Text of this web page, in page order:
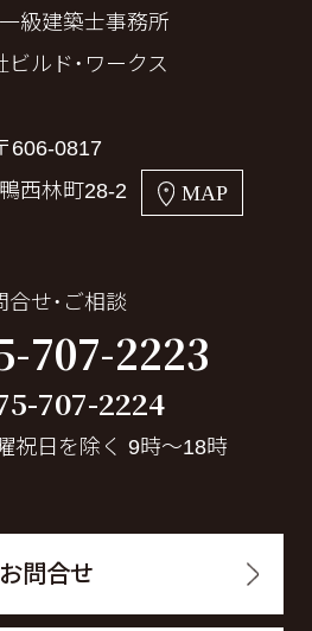
一級建築士事務所
ルド・ワークス
606-0817
西林町28-2
MAP
合せ・ご相談
707-2223
707-2224
日を除く 9時～18時
お問合せ